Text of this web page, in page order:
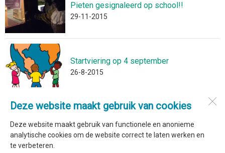
Deze website maakt gebruik van cookies
Deze website maakt gebruik van functionele en anonieme
analytische cookies om de website correct te laten werken en
te verbeteren.
Pieten gesignaleerd op school!!
29-11-2015
Startviering op 4 september
26-8-2015
Volleringweg 24
1738 BT
Waarland